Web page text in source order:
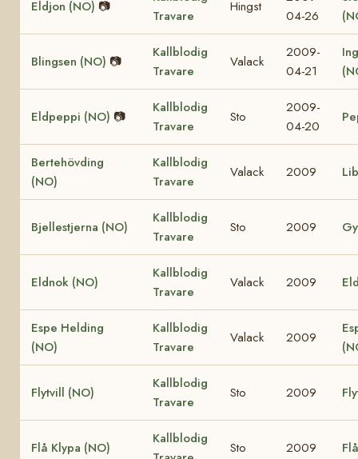
Eldjon (NO) 📷
Travare
Hingst
04-26
Blingsen (NO) 📷
Kallblodig
Travare
Valack
2009-
04-21
Eldpeppi (NO) 📷
Kallblodig
Travare
Sto
2009-
04-20
Bertehövding
(NO)
Kallblodig
Travare
Valack 2009
Bjellestjerna (NO)
Kallblodig
Travare
Sto 2009
Eldnok (NO)
Kallblodig
Travare
Valack 2009
Espe Helding
(NO)
Kallblodig
Travare
Valack 2009
Flytvill (NO)
Kallblodig
Travare
Sto 2009
Flå Klypa (NO)
Kallblodig
Sto 2009